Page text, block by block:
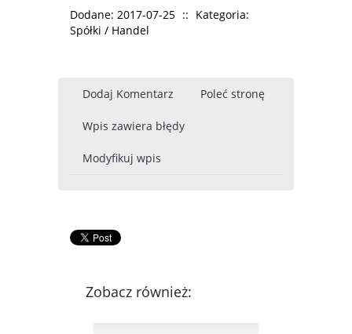
Dodane: 2017-07-25 :: Kategoria:
Spółki / Handel
Dodaj Komentarz Poleć stronę
Wpis zawiera błędy
Modyfikuj wpis
Zobacz również: